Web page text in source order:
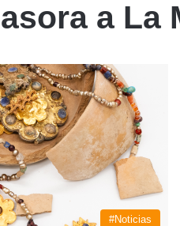
a La
#Noticias